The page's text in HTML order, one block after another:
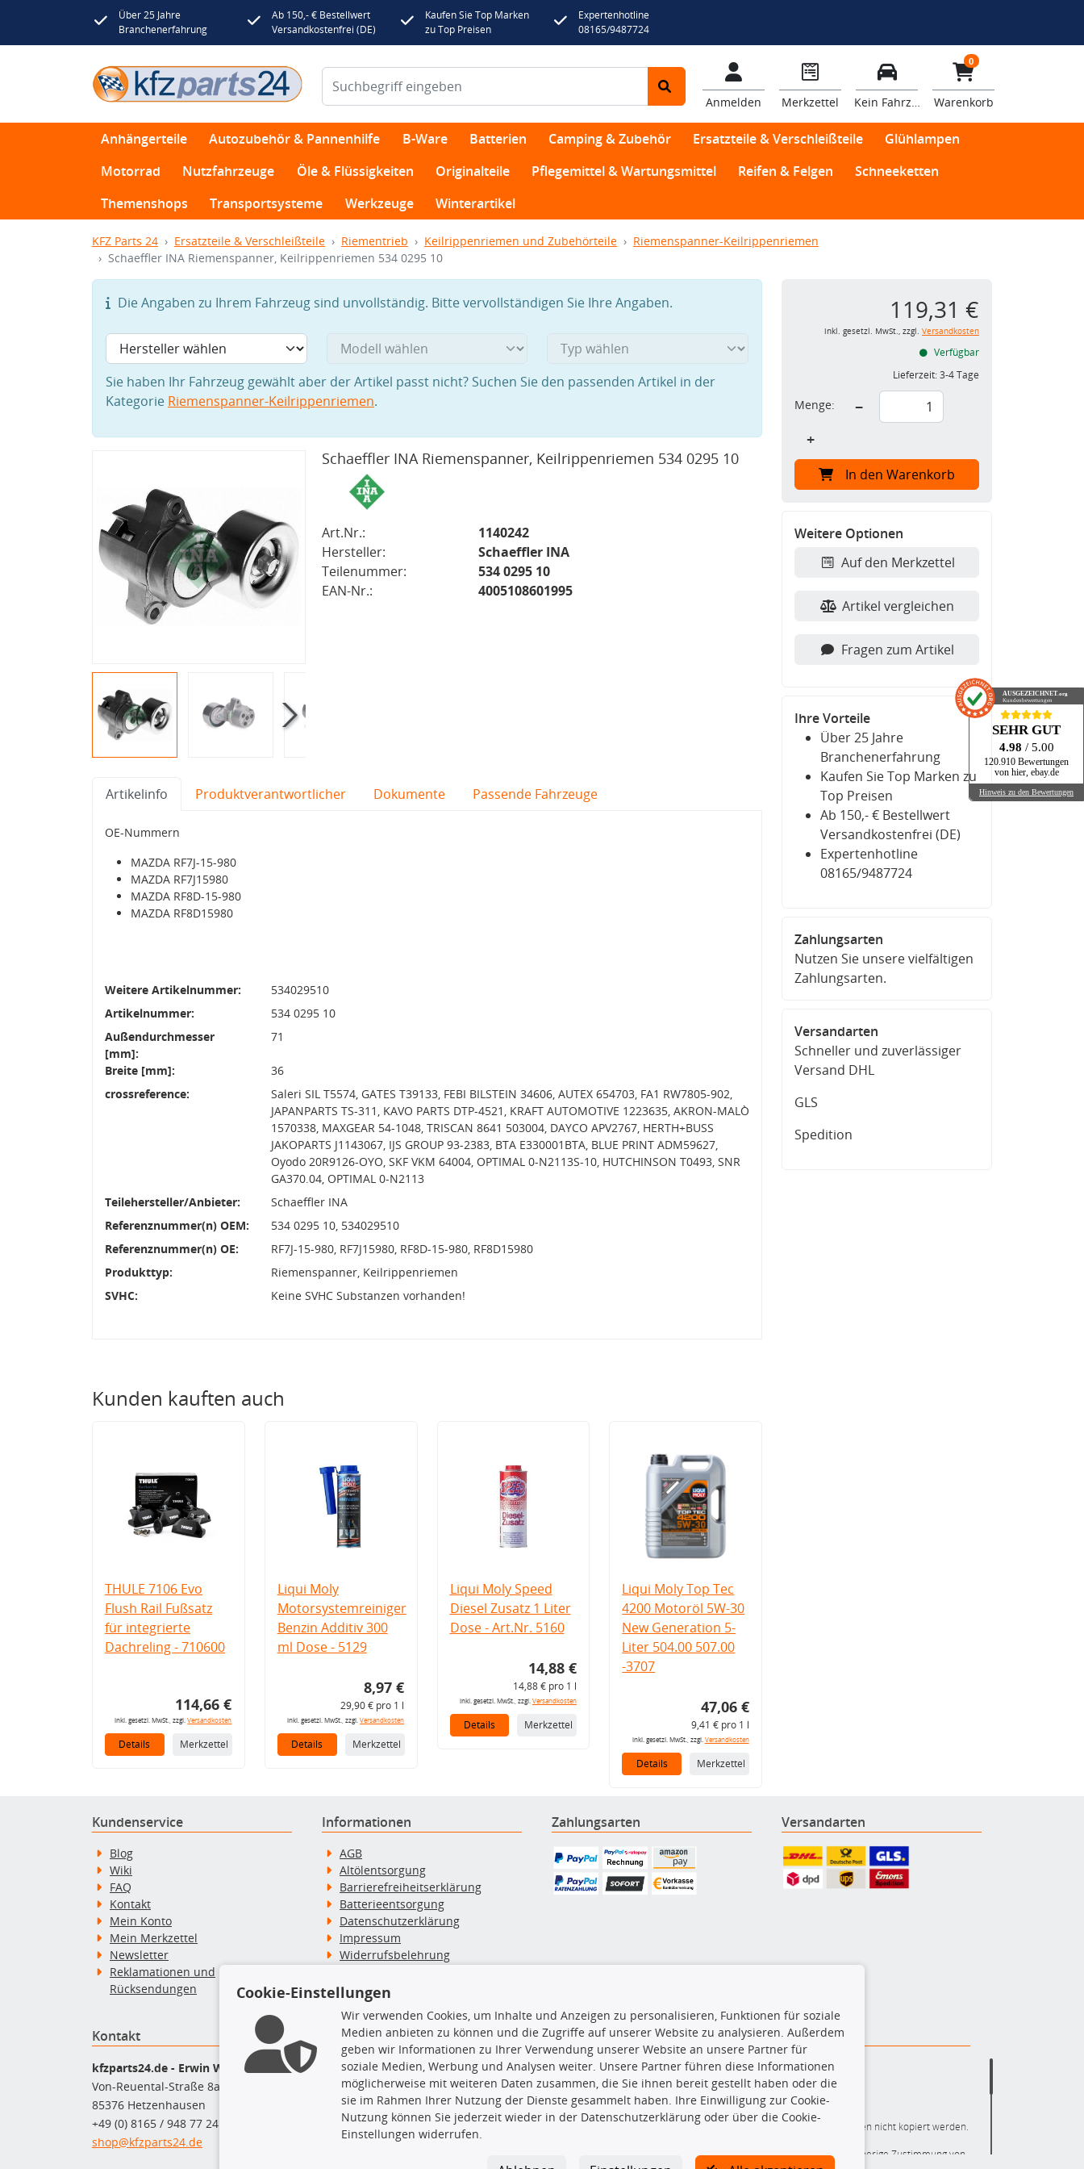
Über 25 Jahre
Branchenerfahrung
Ab 150,- € Bestellwert
Versandkostenfrei (DE)
Kaufen Sie Top Marken
zu Top Preisen
Expertenhotline
08165/9487724
Anmelden Merkzettel Kein Fahrzeug
0
Warenkorb
Anhängerteile Autozubehör & Pannenhilfe B-Ware Batterien Camping & Zubehör Ersatzteile & Verschleißteile
Glühlampen
Motorrad
Nutzfahrzeuge Öle & Flüssigkeiten Originalteile Pflegemittel & Wartungsmittel Reifen & Felgen
Schneeketten
Themenshops
Transportsysteme Werkzeuge Winterartikel
KFZ Parts 24 Ersatzteile & Verschleißteile Riementrieb Keilrippenriemen und Zubehörteile
Riemenspanner-Keilrippenriemen
Schaeffler INA Riemenspanner, Keilrippenriemen 534 0295 10
Die Angaben zu Ihrem Fahrzeug sind unvollständig. Bitte vervollständigen Sie Ihre Angaben.
Sie haben Ihr Fahrzeug gewählt aber der Artikel passt nicht? Suchen Sie den passenden Artikel in der
Kategorie Riemenspanner-Keilrippenriemen.
Schaeffler INA Riemenspanner, Keilrippenriemen 534 0295 10
Art.Nr.:
1140242
Hersteller:
Schaeffler INA
Teilenummer:
534 0295 10
EAN-Nr.:
4005108601995
Artikelinfo Produktverantwortlicher Dokumente Passende Fahrzeuge
OE-Nummern
MAZDA RF7J-15-980
MAZDA RF7J15980
MAZDA RF8D-15-980
MAZDA RF8D15980
Weitere Artikelnummer:
534029510
Artikelnummer:
534 0295 10
Außendurchmesser
[mm]:
71
Breite [mm]:
36
crossreference:
Saleri SIL T5574, GATES T39133, FEBI BILSTEIN 34606, AUTEX 654703, FA1 RW7805-902,
JAPANPARTS TS-311, KAVO PARTS DTP-4521, KRAFT AUTOMOTIVE 1223635, AKRON-MALÒ
1570338, MAXGEAR 54-1048, TRISCAN 8641 503004, DAYCO APV2767, HERTH+BUSS
JAKOPARTS J1143067, IJS GROUP 93-2383, BTA E330001BTA, BLUE PRINT ADM59627,
Oyodo 20R9126-OYO, SKF VKM 64004, OPTIMAL 0-N2113S-10, HUTCHINSON T0493, SNR
GA370.04, OPTIMAL 0-N2113
Teilehersteller/Anbieter:
Schaeffler INA
Referenznummer(n) OEM:
534 0295 10, 534029510
Referenznummer(n) OE:
RF7J-15-980, RF7J15980, RF8D-15-980, RF8D15980
Produkttyp:
Riemenspanner, Keilrippenriemen
SVHC:
Keine SVHC Substanzen vorhanden!
Kunden kauften auch
THULE 7106 Evo
Flush Rail Fußsatz
für integrierte
Dachreling - 710600
114,66 €
inkl. gesetzl. MwSt., zzgl.Versandkosten
Details Merkzettel
Liqui Moly
Motorsystemreiniger
Benzin Additiv 300
ml Dose - 5129
8,97 €
29,90 € pro 1 l
inkl. gesetzl. MwSt., zzgl.Versandkosten
Details Merkzettel
Liqui Moly Speed
Diesel Zusatz 1 Liter
Dose - Art.Nr. 5160
14,88 €
14,88 € pro 1 l
inkl. gesetzl. MwSt., zzgl. Versandkosten
Details Merkzettel
Liqui Moly Top Tec
4200 Motoröl 5W-30
New Generation 5-
Liter 504.00 507.00
-3707
47,06 €
9,41 € pro 1 l
inkl. gesetzl. MwSt., zzgl. Versandkosten
Details Merkzettel
119,31 €
inkl. gesetzl. MwSt., zzgl. Versandkosten
Verfügbar
Lieferzeit:3-4 Tage
Menge:
−
+
In den Warenkorb
Weitere Optionen
Auf den Merkzettel
Artikel vergleichen
Fragen zum Artikel
Ihre Vorteile
Über 25 Jahre
Branchenerfahrung
Kaufen Sie Top Marken zu
Top Preisen
Ab 150,- € Bestellwert
Versandkostenfrei (DE)
Expertenhotline
08165/9487724
Zahlungsarten
Nutzen Sie unsere vielfältigen
Zahlungsarten.
Versandarten
Schneller und zuverlässiger
Versand DHL
GLS
Spedition
Kundenservice
Blog
Wiki
FAQ
Kontakt
Mein Konto
Mein Merkzettel
Newsletter
Reklamationen und
Rücksendungen
Informationen
AGB
Altölentsorgung
Barrierefreiheitserklärung
Batterieentsorgung
Datenschutzerklärung
Impressum
Widerrufsbelehrung
Zahlung & Versand
Zahlungsarten Versandarten
Kontakt
kfzparts24.de - Erwin Weber GmbH
Von-Reuental-Straße 8a
85376 Hetzenhausen
+49 (0) 8165 / 948 77 24
shop@kfzparts24.de
Top Produkte
Dachboxen
Dachgrundträger
Ersatzteile
Fahrradträger
Motoröle
TecDoc Inside
Die hier angezeigten Daten insbesondere die gesamte Datenbank dürfen nicht kopiert werden.
Es ist zu unterlassen, die Daten oder die gesamte Datenbank ohne vorherige Zustimmung von
Cookie-Einstellungen
Wir verwenden Cookies, um Inhalte und Anzeigen zu personalisieren, Funktionen für soziale
Medien anbieten zu können und die Zugriffe auf unserer Website zu analysieren. Außerdem
geben wir Informationen zu Ihrer Verwendung unserer Website an unsere Partner für
soziale Medien, Werbung und Analysen weiter. Unsere Partner führen diese Informationen
möglicherweise mit weiteren Daten zusammen, die Sie ihnen bereit gestellt haben oder die
sie im Rahmen Ihrer Nutzung der Dienste gesammelt haben. Ihre Einwilligung zur Cookie-
Nutzung können Sie jederzeit wieder in der Datenschutzerklärung oder über die Cookie-
Einstellungen widerrufen.
AUSGEZEICHNET .org
Kundenbewertungen
SEHR GUT
4.98 / 5.00
120.910 Bewertungen
von hier, ebay.de
Hinweis zu den Bewertungen